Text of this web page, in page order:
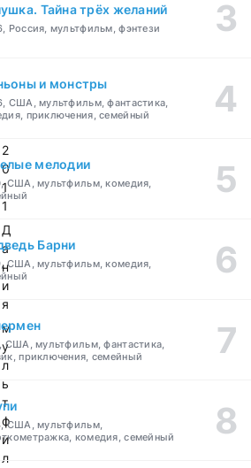
2
0
1
1
Д
а
н
и
я
м
у
л
ь
т
ф
и
л
Тайна трёх желаний
Россия, мультфильм, фэнтези
и монстры
США, мультфильм, фантастика,
приключения, семейный
мелодии
США, мультфильм, комедия,
Барни
США, мультфильм, комедия,
США, мультфильм, фантастика,
приключения, семейный
США, мультфильм,
комедия, семейный